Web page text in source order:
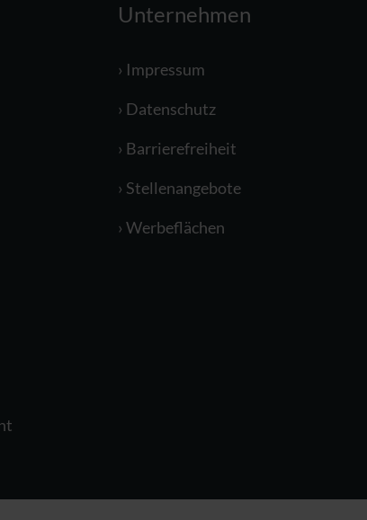
Unternehmen
Impressum
Datenschutz
Barrierefreiheit
Stellenangebote
Werbeflächen